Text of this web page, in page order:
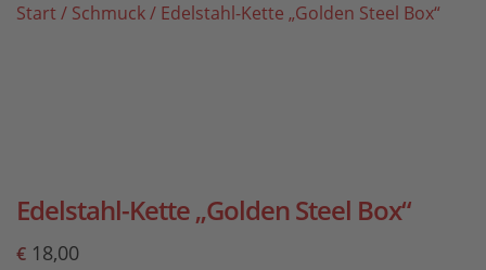
Start / Schmuck/ Edelstahl-Kette „Golden Steel Box“
Edelstahl-Kette „Golden Steel Box“
€ 18,00